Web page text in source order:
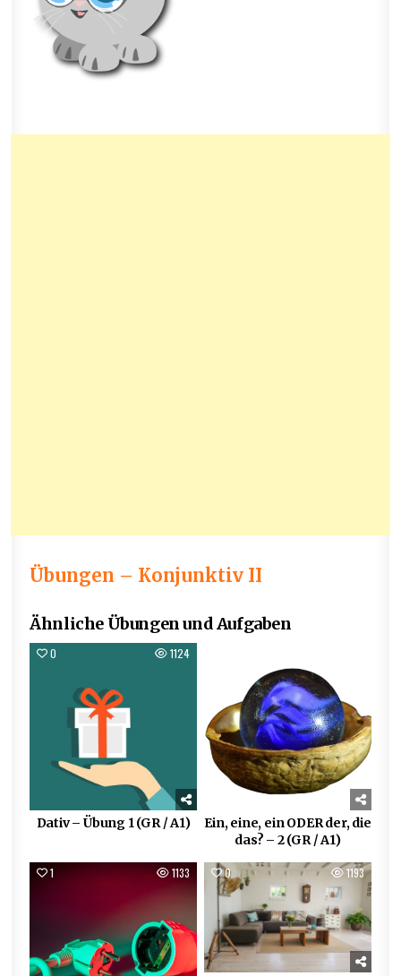
Übungen – Konjunktiv II
Ähnliche Übungen und Aufgaben
0 1124
Dativ – Übung 1 (GR / A1)
Ein, eine, ein ODER der, die
das? – 2 (GR / A1)
1 1133 0 1193